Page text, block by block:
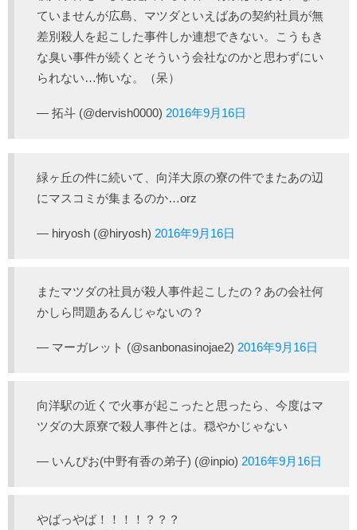
ていませんが広島、マツダといえばあの契約社員が無
差別殺人を起こした事件しか連想できない。こうもき
な臭い事件が続くとそういう会社なのかと思わずにい
られない…怖いな。（呆）
— 拓斗 (@dervish0000) 2016年9月16日
緑ヶ丘の件に続いて、向洋大原の寮の件でまたあの辺
にマスコミが集まるのか…orz
— hiryosh (@hiryosh) 2016年9月16日
またマツダの社員が殺人事件起こしたの？あの会社何
かしら問題あるんじゃないの？
— マーガレット (@sanbonasinojae2) 2016年9月16日
向洋駅の近くで火事が起こったと思ったら、今度はマ
ツダの大原寮で殺人事件とは。穏やかじゃない
— いんぴお(中野有香の弟子) (@inpio) 2016年9月16日
やばっやば！！！！？？？